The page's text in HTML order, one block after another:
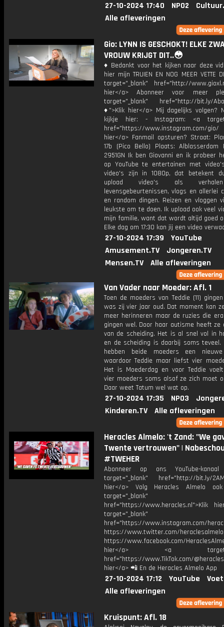
27-10-2024 17:40 NPO2
Alle afleveringen
Gio: LYNN IS GESCHOKT! ELKE
VROUW KRIJGT DIT..😳
♦ Bedankt voor het kijken naar deze
hier mijn TRUIEN EN NOG MEER VETTE
target="_blank" href="http://
hier</a> Abonneer voor meer
target="_blank" href="http://bit.ly/
♦">Klik hier</a> Mij dagelijks volgen?
kijkje hier: - Instagram: <a
href="https://www.instagram.com/
hier</a> Fanmail opsturen? Straat:
17b (Pico Bello) Plaats: Alblasserdam
2951GN Ik ben Giovanni en ik probeer
op YouTube te entertainen met
video's zijn in 1080p, dat betekent
upload video's als
levensgebeurtenissen, vlogs en allerlei
en random dingen. Reizen en vloggen
leukste om te doen. Ik upload ook veel
mijn familie, want dat wordt altijd goed
Elke dag om 17:30 kan jij een video
27-10-2024 17:39
YouTube
Amusement.TV
Jongeren.TV
Mensen.TV
Alle afleveringen
Van Vader naar Moeder: Afl. 1
Toen de moeders van Teddie (11)
was zij vier jaar oud. Dat moment kan
meer herinneren maar de ruzies die
gingen wel. Door haar autisme heeft
van de scheiding. Het is al snel vol in
en de scheiding is daarbij soms teveel.
hebben beide moeders een
waardoor Teddie maar liefst vier
Het is Moederdag en voor Teddie
vier moeders soms alsof ze zich moet
Daar weet Tatum wel wat op.
27-10-2024 17:35 NPO3
Kinderen.TV
Alle afleveringen
Heracles Almelo: 't Zand: "We
Twente vertrouwen" |
#TWEHER
Abonneer op ons YouTube-
target="_blank" href="http://bit.ly/
hier</a> Volg Heracles Almelo
target="_blank"
href="https://www.heracles.nl">Klik
target="_blank"
href="https://www.instagram.com/
https://www.twitter.com/heraclesalmelo
https://www.facebook.com/
hier</a> <a
href="https://www.TikTok.com/
hier</a> 📲 En de Heracles Almelo App
27-10-2024 17:12 YouTube
Alle afleveringen
Kruispunt: Afl. 18